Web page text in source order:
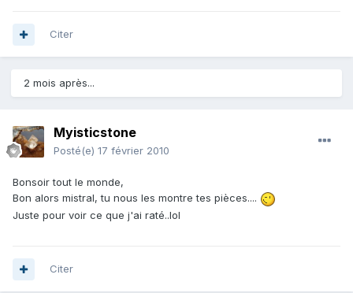
Citer
2 mois après...
Myisticstone
Posté(e) 17 février 2010
Bonsoir tout le monde,
Bon alors mistral, tu nous les montre tes pièces....
Juste pour voir ce que j'ai raté..lol
Citer